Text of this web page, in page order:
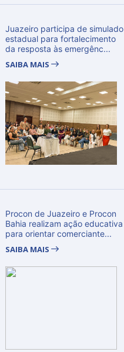
Juazeiro participa de simulado
estadual para fortalecimento
da resposta às emergênc...
SAIBA MAIS
Procon de Juazeiro e Procon
Bahia realizam ação educativa
para orientar comerciante...
SAIBA MAIS